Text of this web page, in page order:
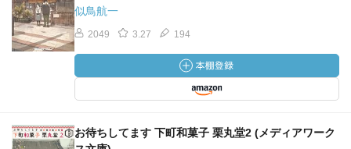
似鳥航一
2049 3.27 194
お待ちしてます 下町和菓子 栗丸堂2 (メディアワーク